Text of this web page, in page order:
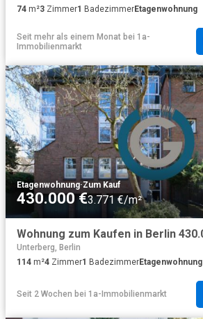
74 m²3 Zimmer1 BadezimmerEtagenwohnung
Seit mehr als einem Monat bei 1a-
Immobilienmarkt
Etagenwohnung·Zum Kauf
430.000 €3.771 €/m²
Unterberg, Berlin
114 m²4 Zimmer1 BadezimmerEtagenwohnung
Seit 2 Wochen bei 1a-Immobilienmarkt